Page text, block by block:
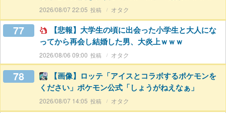
2026/08/07 22:05 オタク
77
【悲報】大学生の頃に出会った小学生と大人にな
ってから再会し結婚した男、大炎上ｗｗｗ
2026/08/06 09:00 オタク
78
【画像】ロッテ「アイスとコラボするポケモンを
ください」ポケモン公式「しょうがねえなぁ」
2026/08/07 14:05 オタク